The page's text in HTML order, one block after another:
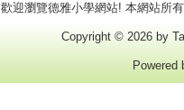
歡迎瀏覽德雅小學網站! 本網站所
Copyright © 2026 by
Powered